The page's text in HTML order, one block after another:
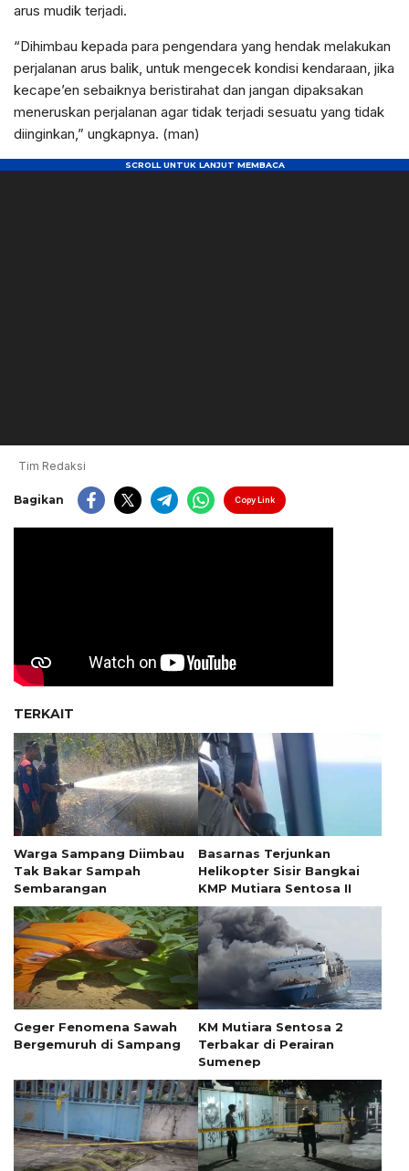
arus mudik terjadi.
“Dihimbau kepada para pengendara yang hendak melakukan
perjalanan arus balik, untuk mengecek kondisi kendaraan, jika
kecape’en sebaiknya beristirahat dan jangan dipaksakan
meneruskan perjalanan agar tidak terjadi sesuatu yang tidak
diinginkan,” ungkapnya. (man)
Tim Redaksi
Bagikan Copy Link
TERKAIT
Warga Sampang Diimbau
Tak Bakar Sampah
Sembarangan
Basarnas Terjunkan
Helikopter Sisir Bangkai
KMP Mutiara Sentosa II
Geger Fenomena Sawah
Bergemuruh di Sampang
KM Mutiara Sentosa 2
Terbakar di Perairan
Sumenep